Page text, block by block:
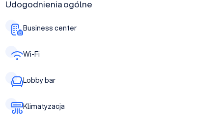
Udogodnienia ogólne
Business center
Wi-Fi
Lobby bar
Klimatyzacja